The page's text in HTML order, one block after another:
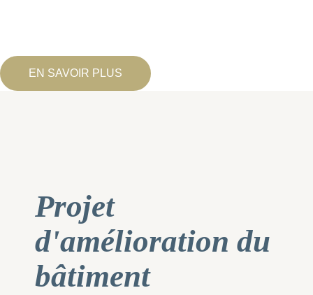
EN SAVOIR PLUS
Projet
d'amélioration du
bâtiment